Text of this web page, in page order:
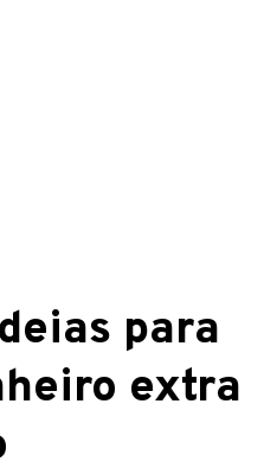
para
extra